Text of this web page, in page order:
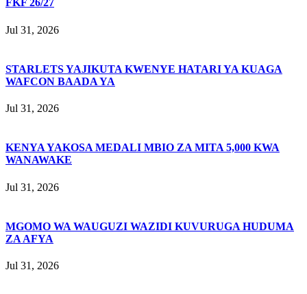
FKF 26/27
Jul 31, 2026
STARLETS YAJIKUTA KWENYE HATARI YA KUAGA
WAFCON BAADA YA
Jul 31, 2026
KENYA YAKOSA MEDALI MBIO ZA MITA 5,000 KWA
WANAWAKE
Jul 31, 2026
MGOMO WA WAUGUZI WAZIDI KUVURUGA HUDUMA
ZA AFYA
Jul 31, 2026